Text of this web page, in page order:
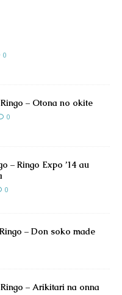
0
– Otona no okite
0
– Ringo Expo ’14 au
0
– Don soko made
– Arikitari na onna